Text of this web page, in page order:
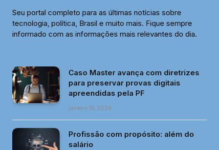
Seu portal completo para as últimas notícias sobre
tecnologia, política, Brasil e muito mais. Fique sempre
informado com as informações mais relevantes do dia.
Caso Master avança com diretrizes
para preservar provas digitais
apreendidas pela PF
janeiro 15, 2026
Profissão com propósito: além do
salário